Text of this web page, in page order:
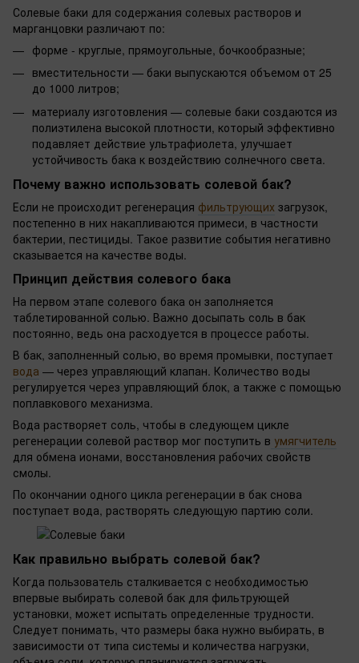
Солевые баки для содержания солевых растворов и
марганцовки различают по:
форме - круглые, прямоугольные, бочкообразные;
вместительности — баки выпускаются объемом от 25
до 1000 литров;
материалу изготовления — солевые баки создаются из
полиэтилена высокой плотности, который эффективно
подавляет действие ультрафиолета, улучшает
устойчивость бака к воздействию солнечного света.
Почему важно использовать солевой бак?
Если не происходит регенерация фильтрующих загрузок,
постепенно в них накапливаются примеси, в частности
бактерии, пестициды. Такое развитие события негативно
сказывается на качестве воды.
Принцип действия солевого бака
На первом этапе солевого бака он заполняется
таблетированной солью. Важно досыпать соль в бак
постоянно, ведь она расходуется в процессе работы.
В бак, заполненный солью, во время промывки, поступает
вода — через управляющий клапан. Количество воды
регулируется через управляющий блок, а также с помощью
поплавкового механизма.
Вода растворяет соль, чтобы в следующем цикле
регенерации солевой раствор мог поступить в умягчитель
для обмена ионами, восстановления рабочих свойств
смолы.
По окончании одного цикла регенерации в бак снова
поступает вода, растворять следующую партию соли.
Как правильно выбрать солевой бак?
Когда пользователь сталкивается с необходимостью
впервые выбирать солевой бак для фильтрующей
установки, может испытать определенные трудности.
Следует понимать, что размеры бака нужно выбирать, в
зависимости от типа системы и количества нагрузки,